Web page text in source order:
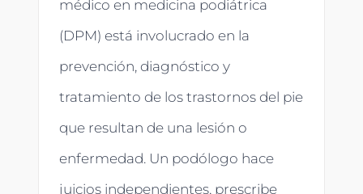
médico en medicina podiátrica
(DPM) está involucrado en la
prevención, diagnóstico y
tratamiento de los trastornos del pie
que resultan de una lesión o
enfermedad. Un podólogo hace
juicios independientes, prescribe